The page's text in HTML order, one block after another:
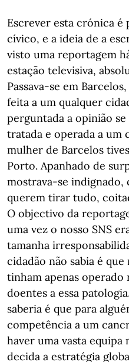
Escrever esta crónica é
cívico, e a ideia de a
visto uma reportagem
estação televisiva,
Passava-se em
feita a um qualquer
perguntada a opinião
tratada e operada a um
mulher de Barcelos
Porto. Apanhado de
mostrava-se indignado,
querem tirar tudo,
O objectivo da
uma vez o nosso SNS
tamanha
cidadão não sabia é
tinham apenas operado
doentes a essa
saberia é que para
competência a um
haver uma vasta
decida a estratégia